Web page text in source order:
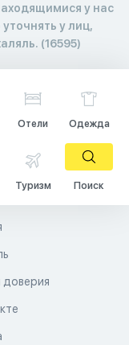
у нас
у лиц,
(16595)
Отели Одежда
Туризм Поиск
доверия